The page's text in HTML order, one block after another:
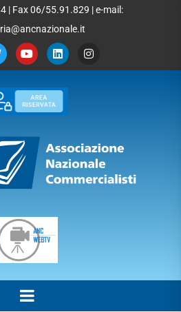
| Fax 06/55.91.829 | e-mail: